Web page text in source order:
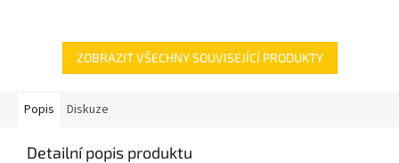
ZOBRAZIT VŠECHNY SOUVISEJÍCÍ PRODUKTY
Popis Diskuze
Detailní popis produktu